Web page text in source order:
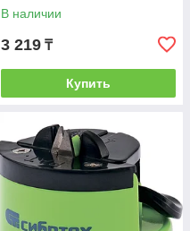
В наличии
3 219 ₸
Купить